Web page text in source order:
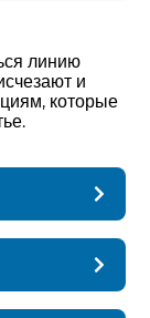
линию
и
которые